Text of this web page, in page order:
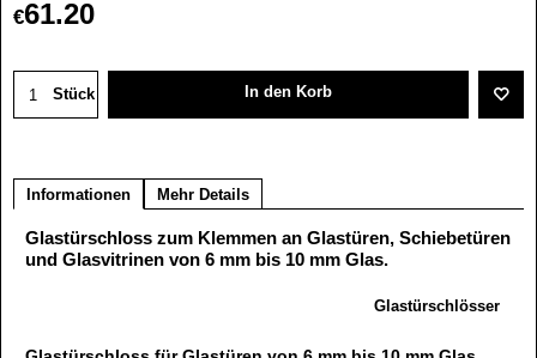
€61.20
Stück In den Korb
Informationen Mehr Details
Glastürschloss zum Klemmen an Glastüren, Schiebetüren
und Glasvitrinen von 6 mm bis 10 mm Glas.
Glastürschlösser